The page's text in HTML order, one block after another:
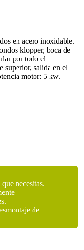
en acero inoxidable.
klopper, boca de
por todo el
superior, salida en el
motor: 5 kw.
necesitas.
de